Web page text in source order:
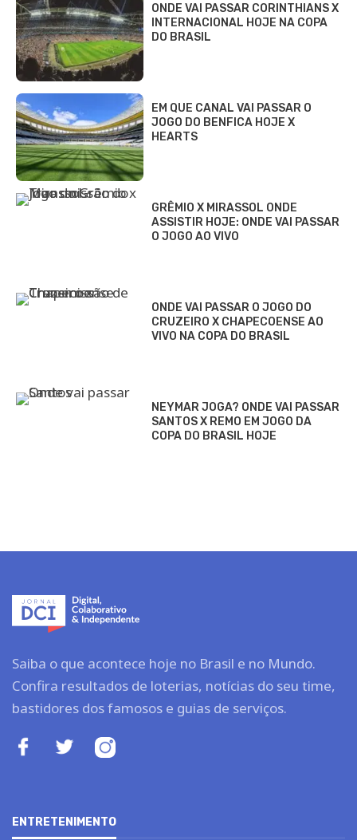
ONDE VAI PASSAR CORINTHIANS X
INTERNACIONAL HOJE NA COPA
DO BRASIL
EM QUE CANAL VAI PASSAR O
JOGO DO BENFICA HOJE X
HEARTS
GRÊMIO X MIRASSOL ONDE
ASSISTIR HOJE: ONDE VAI PASSAR
O JOGO AO VIVO
ONDE VAI PASSAR O JOGO DO
CRUZEIRO X CHAPECOENSE AO
VIVO NA COPA DO BRASIL
NEYMAR JOGA? ONDE VAI PASSAR
SANTOS X REMO EM JOGO DA
COPA DO BRASIL HOJE
Saiba o que acontece hoje no Brasil e no Mundo.
Confira resultados de loterias, notícias do seu time,
bastidores dos famosos e guias de serviços.
ENTRETENIMENTO